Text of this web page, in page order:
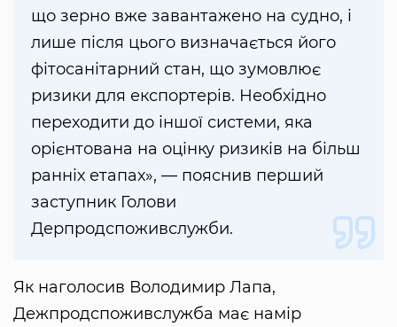
що зерно вже завантажено на судно, і
лише після цього визначається його
фітосанітарний стан, що зумовлює
ризики для експортерів. Необхідно
переходити до іншої системи, яка
орієнтована на оцінку ризиків на більш
ранніх етапах», — пояснив перший
заступник Голови
Дерпродспоживслужби.
Як наголосив Володимир Лапа,
Дежпродспоживслужба має намір